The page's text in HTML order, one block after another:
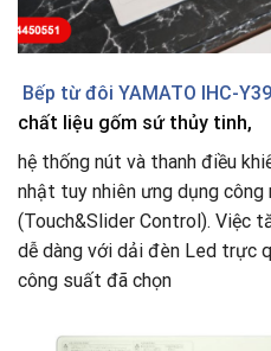
Bếp từ đôi YAMATO IHC-
chất liệu gốm sứ thủy tinh,
hệ thống nút và thanh điều
nhật tuy nhiên ưng dụng
(Touch&Slider Control). Việc
dễ dàng với dải đèn Led trực
công suất đã chọn